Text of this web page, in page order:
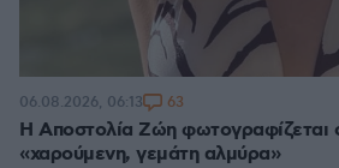
H Αποστολία Ζώη φωτογραφίζεται
«χαρούμενη, γεμάτη αλμύρα»
06.08.2026, 06:13 63